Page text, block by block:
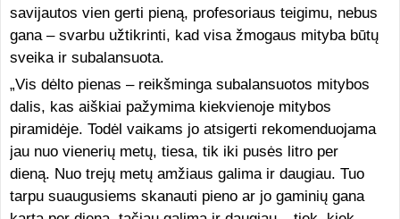
savijautos vien gerti pieną, profesoriaus teigimu, nebus
gana – svarbu užtikrinti, kad visa žmogaus mityba būtų
sveika ir subalansuota.
„Vis dėlto pienas – reikšminga subalansuotos mitybos
dalis, kas aiškiai pažymima kiekvienoje mitybos
piramidėje. Todėl vaikams jo atsigerti rekomenduojama
jau nuo vienerių metų, tiesa, tik iki pusės litro per
dieną. Nuo trejų metų amžiaus galima ir daugiau. Tuo
tarpu suaugusiems skanauti pieno ar jo gaminių gana